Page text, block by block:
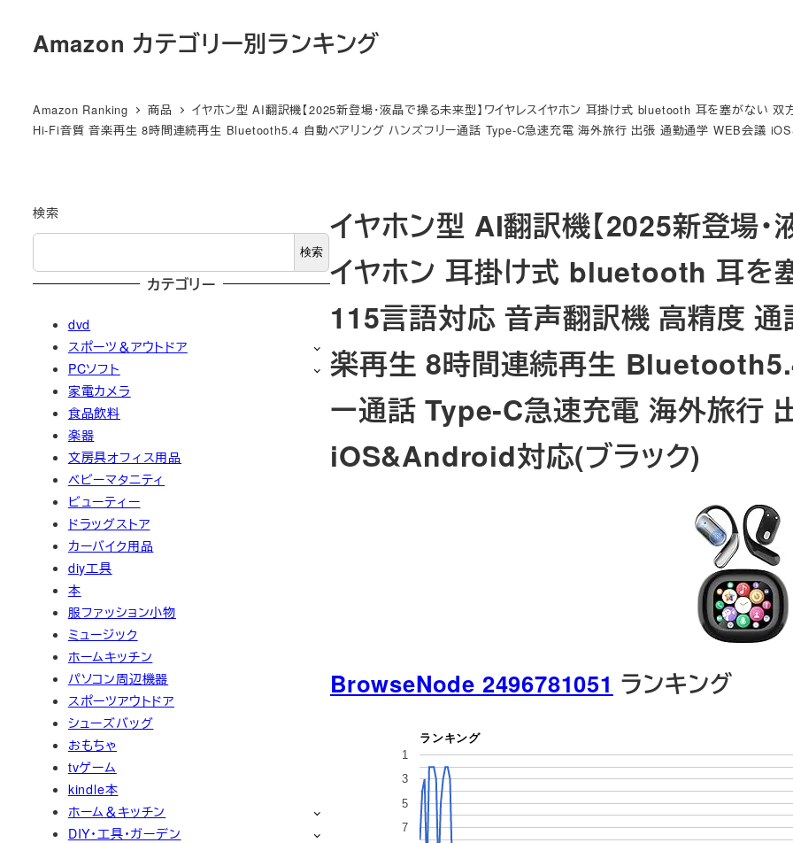
Amazon カテゴリー別ランキング
Amazon Ranking 商品
イヤホン型 AI翻訳機【2025新登場・液晶で操る未来型】ワイヤレスイヤホン 耳掛け式 bluetooth 耳を塞がな
Hi-Fi音質 音楽再生 8時間連続再生 Bluetooth5.4 自動ペアリング ハンズフリー通話 Type‐C急速充電 海外旅行 出張 通勤通学 WEB会議
イヤホン型 AI翻訳機【2025新登場・
イヤホン 耳掛け式 bluetooth 耳を
115言語対応 音声翻訳機 高精度
楽再生 8時間連続再生
ー通話 Type‐C急速充電 海外旅行
iOS&Android対応(ブラック)
BrowseNode 2496781051 ランキング
ランキング
1
3
5
7
検索
検索
カテゴリー
dvd
スポーツ＆アウトドア
PCソフト
家電カメラ
食品飲料
楽器
文房具オフィス用品
ベビーマタニティ
ビューティー
ドラッグストア
カーバイク用品
diy工具
本
服ファッション小物
ミュージック
ホームキッチン
パソコン周辺機器
スポーツアウトドア
シューズバッグ
おもちゃ
tvゲーム
kindle本
ホーム＆キッチン
DIY・工具・ガーデン